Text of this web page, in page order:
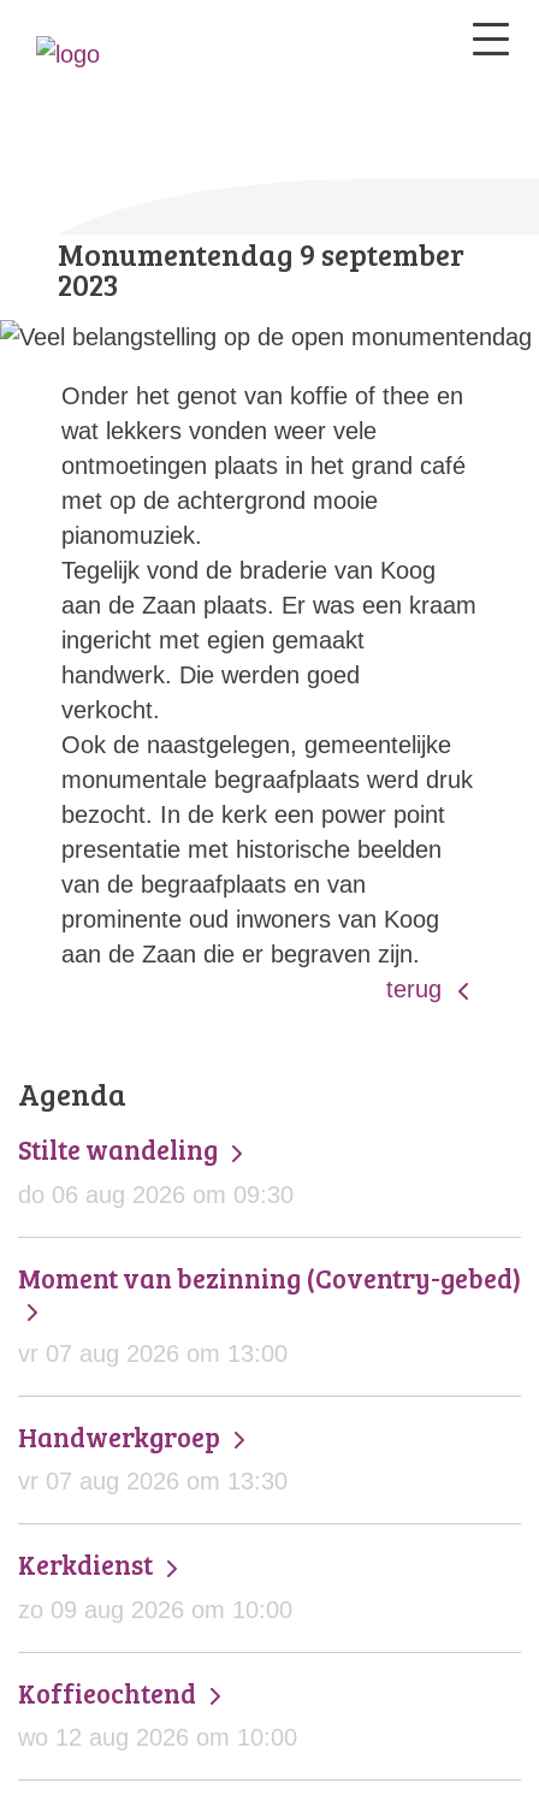
Monumentendag 9 september
2023
Onder het genot van koffie of thee en
wat lekkers vonden weer vele
ontmoetingen plaats in het grand café
met op de achtergrond mooie
pianomuziek.
Tegelijk vond de braderie van Koog
aan de Zaan plaats. Er was een kraam
ingericht met egien gemaakt
handwerk. Die werden goed
verkocht.
Ook de naastgelegen, gemeentelijke
monumentale begraafplaats werd druk
bezocht. In de kerk een power point
presentatie met historische beelden
van de begraafplaats en van
prominente oud inwoners van Koog
aan de Zaan die er begraven zijn.
terug
Agenda
Stilte wandeling
do 06 aug 2026 om 09:30
Moment van bezinning (Coventry-gebed)
vr 07 aug 2026 om 13:00
Handwerkgroep
vr 07 aug 2026 om 13:30
Kerkdienst
zo 09 aug 2026 om 10:00
Koffieochtend
wo 12 aug 2026 om 10:00